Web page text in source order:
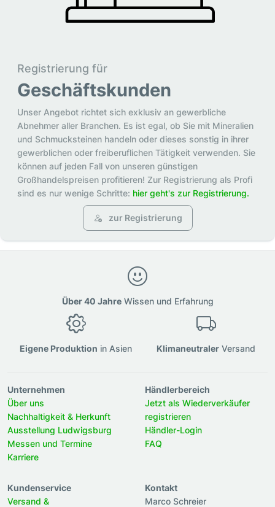
Registrierung für
Geschäftskunden
Unser Angebot richtet sich exklusiv an gewerbliche
Abnehmer aller Branchen. Es ist egal, ob Sie mit Mineralien
und Schmucksteinen handeln oder dieses sonstig in ihrer
gewerblichen oder freiberuflichen Tätigkeit verwenden. Sie
können auf jeden Fall von unseren günstigen
Großhandelspreisen profitieren! Zur Registrierung als Profi
sind es nur wenige Schritte: hier geht's zur Registrierung.
zur Registrierung
Über 40 JahreWissen und Erfahrung
Eigene Produktion in Asien Klimaneutraler Versand
Unternehmen
Über uns
Nachhaltigkeit & Herkunft
Ausstellung Ludwigsburg
Messen und Termine
Karriere
Händlerbereich
Jetzt als Wiederverkäufer
registrieren
Händler-Login
FAQ
Kundenservice
Versand &
Kontakt
Marco Schreier